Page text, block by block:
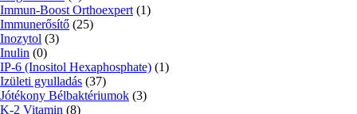
Immun-Boost Orthoexpert (1)
Immunerősítő (25)
Inozytol (3)
Inulin (0)
IP-6 (Inositol Hexaphosphate) (1)
Izületi gyulladás (37)
Jótékony Bélbaktériumok (3)
K-2 Vitamin (8)